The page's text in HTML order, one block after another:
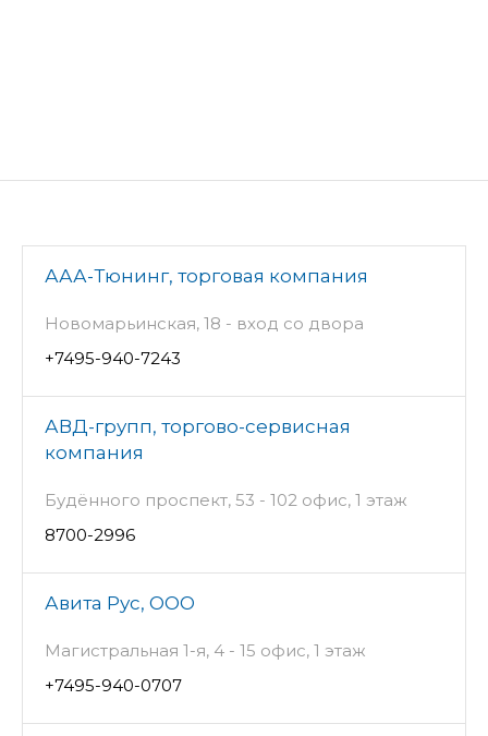
ААА-Тюнинг, торговая компания
Новомарьинская, 18 - вход со двора
+7495-940-7243
АВД-групп, торгово-сервисная
компания
Будённого проспект, 53 - 102 офис, 1 этаж
8700-2996
Авита Рус, ООО
Магистральная 1-я, 4 - 15 офис, 1 этаж
+7495-940-0707